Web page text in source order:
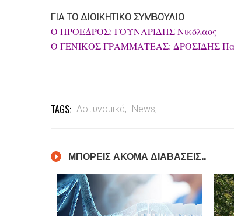
ΓΙΑ ΤΟ ΔΙΟΙΚΗΤΙΚΟ ΣΥΜΒΟΥΛΙΟ
Ο ΠΡΟΕΔΡΟΣ: ΓΟΥΝΑΡΙΔΗΣ Νικόλαος
Ο ΓΕΝΙΚΟΣ ΓΡΑΜΜΑΤΕΑΣ: ΔΡΟΣΙΔΗΣ
TAGS: Αστυνομικά, News,
ΜΠΟΡΕΙΣ ΑΚΟΜΑ ΔΙΑΒΑΣΕΙΣ..